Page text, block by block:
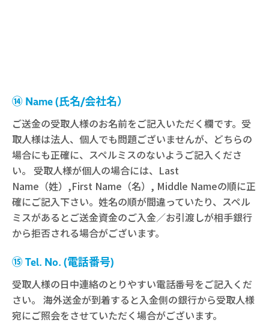
⑭ Name (氏名/会社名）
ご送金の受取人様のお名前をご記入いただく欄です。受
取人様は法人、個人でも問題ございませんが、どちらの
場合にも正確に、スペルミスのないようご記入くださ
い。 受取人様が個人の場合には、Last
Name（姓）,First Name（名）, Middle Nameの順に正
確にご記入下さい。姓名の順が間違っていたり、スペル
ミスがあるとご送金資金のご入金／お引渡しが相手銀行
から拒否される場合がございます。
⑮ Tel. No. (電話番号)
受取人様の日中連絡のとりやすい電話番号をご記入くだ
さい。 海外送金が到着すると入金側の銀行から受取人様
宛にご照会をさせていただく場合がございます。